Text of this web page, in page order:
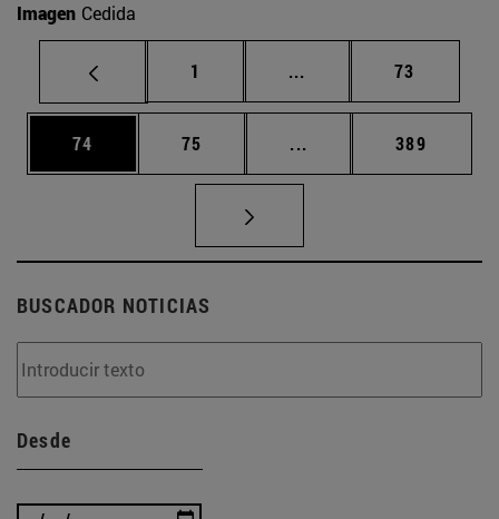
Imagen Cedida
Página
1 ... Páginas intermedias
Página
73
Página
74 Página
75 ... Páginas intermedias
Página
389
BUSCADOR NOTICIAS
Desde